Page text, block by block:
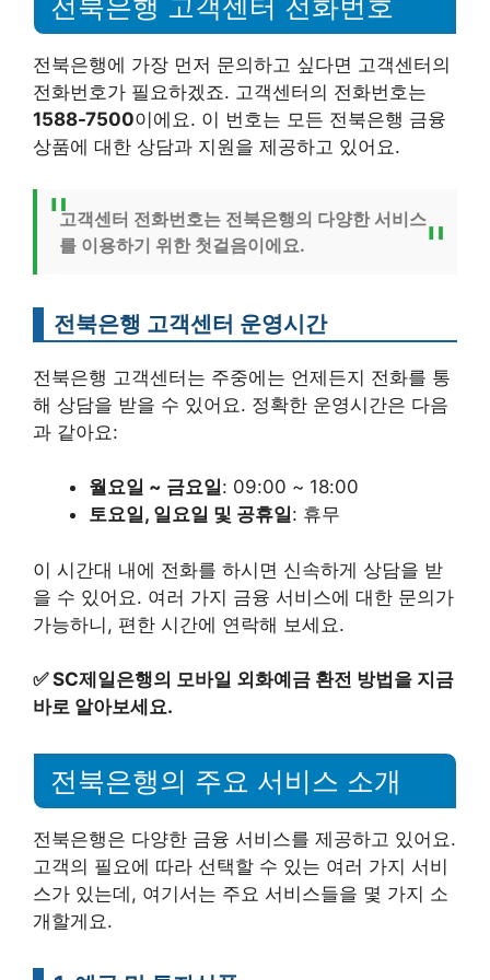
전북은행 고객센터 전화번호
전북은행에 가장 먼저 문의하고 싶다면 고객센터의
전화번호가 필요하겠죠. 고객센터의 전화번호는
1588-7500이에요. 이 번호는 모든 전북은행 금융
상품에 대한 상담과 지원을 제공하고 있어요.
고객센터 전화번호는 전북은행의 다양한 서비스
를 이용하기 위한 첫걸음이에요.
전북은행 고객센터 운영시간
전북은행 고객센터는 주중에는 언제든지 전화를 통
해 상담을 받을 수 있어요. 정확한 운영시간은 다음
과 같아요:
월요일 ~ 금요일: 09:00 ~ 18:00
토요일, 일요일 및 공휴일: 휴무
이 시간대 내에 전화를 하시면 신속하게 상담을 받
을 수 있어요. 여러 가지 금융 서비스에 대한 문의가
가능하니, 편한 시간에 연락해 보세요.
✅SC제일은행의 모바일 외화예금 환전 방법을 지금
바로 알아보세요.
전북은행의 주요 서비스 소개
전북은행은 다양한 금융 서비스를 제공하고 있어요.
고객의 필요에 따라 선택할 수 있는 여러 가지 서비
스가 있는데, 여기서는 주요 서비스들을 몇 가지 소
개할게요.